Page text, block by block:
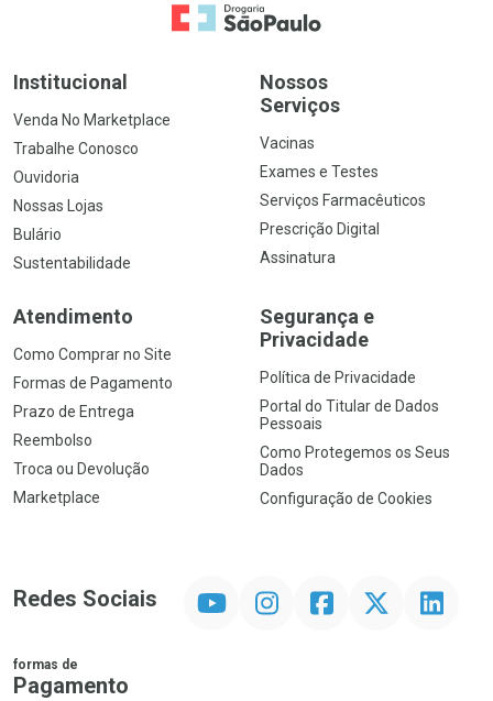
Ir para a Home
Institucional
Venda No Marketplace
Trabalhe Conosco
Ouvidoria
Nossas Lojas
Bulário
Sustentabilidade
Nossos
Serviços
Vacinas
Exames e Testes
Serviços Farmacêuticos
Prescrição Digital
Assinatura
Atendimento
Como Comprar no Site
Formas de Pagamento
Prazo de Entrega
Reembolso
Troca ou Devolução
Marketplace
Segurança e
Privacidade
Política de Privacidade
Portal do Titular de Dados
Pessoais
Como Protegemos os Seus
Dados
Configuração de Cookies
Redes Sociais InstagramFacebookTwitter Linkedin
formas de
Pagamento